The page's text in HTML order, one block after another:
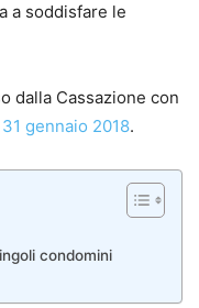
a soddisfare le
dalla Cassazione con
gennaio 2018.
condomini